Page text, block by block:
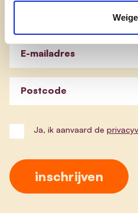
Schrijf je in en ontvang onze
E-mailadres
Postcode
Ja, ik aanvaard de